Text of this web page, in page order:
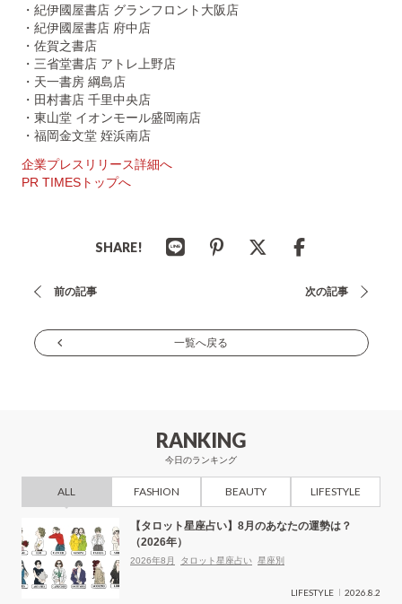
・紀伊國屋書店 グランフロント大阪店
・紀伊國屋書店 府中店
・佐賀之書店
・三省堂書店 アトレ上野店
・天一書房 綱島店
・田村書店 千里中央店
・東山堂 イオンモール盛岡南店
・福岡金文堂 姪浜南店
企業プレスリリース詳細へ
PR TIMESトップへ
SHARE!
投
ナ
ョ
ン
前の記事 次の記事
一覧へ戻る
RANKING
今日のランキング
ALL FASHION BEAUTY LIFESTYLE
【タロット星座占い】8月のあなたの運勢は？
（2026年）
2026年8月 タロット星座占い 星座別
LIFESTYLE 2026.8.2